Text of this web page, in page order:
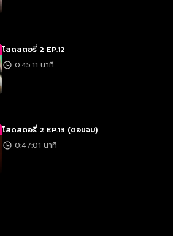
โสดสตอรี่ 2 EP.12
0:45:11 นาที
โสดสตอรี่ 2 EP.13 (ตอนจบ)
0:47:01 นาที